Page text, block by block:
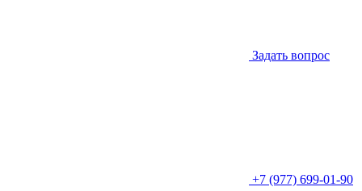
Задать вопрос
+7 (977) 699-01-90